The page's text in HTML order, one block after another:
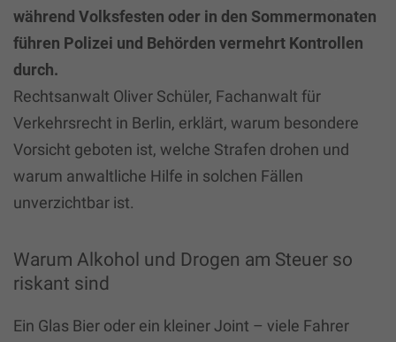
während Volksfesten oder in den Sommermonaten
führen Polizei und Behörden vermehrt Kontrollen
durch.
Rechtsanwalt Oliver Schüler, Fachanwalt für
Verkehrsrecht in Berlin, erklärt, warum besondere
Vorsicht geboten ist, welche Strafen drohen und
warum anwaltliche Hilfe in solchen Fällen
unverzichtbar ist.
Warum Alkohol und Drogen am Steuer so
riskant sind
Ein Glas Bier oder ein kleiner Joint – viele Fahrer